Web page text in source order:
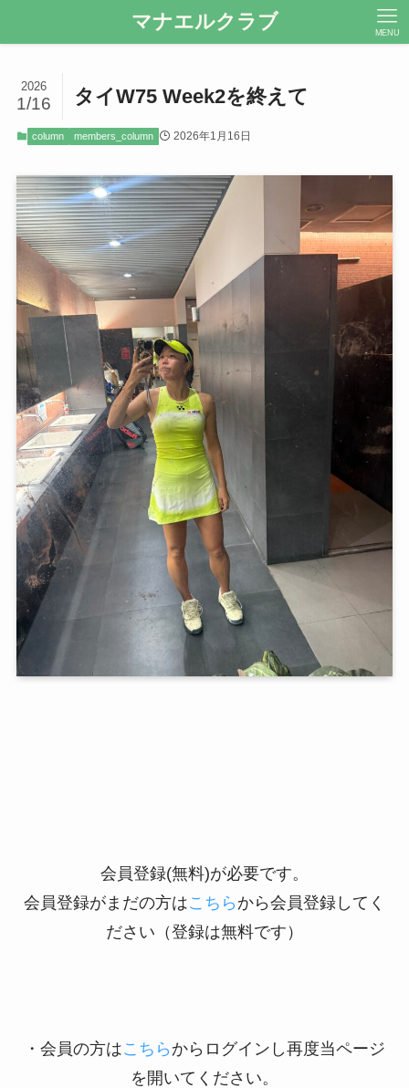
マナエルクラブ MENU
タイW75 Week2を終えて
2026
1/16
column members_column 2026年1月16日
会員登録(無料)が必要です。
会員登録がまだの方はこちら から会員登録してく
ださい（登録は無料です）
・会員の方はこちら からログインし再度当ページ
を開いてください。